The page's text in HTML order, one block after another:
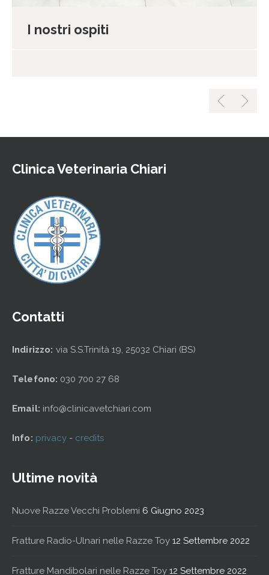
I nostri ospiti
Clinica Veterinaria Chiari
Contatti
Indirizzo: via S.S.Trinità 19, 25032 Chiari (BS)
Telefono: 030 700 27 68
Email: info@clinicavetchiari.com
Info: privacy - credits
Ultime novità
Nuove Razze Vecchi Problemi 6 Giugno 2023
Fratture Radio-Ulnari nelle Razze Toy 12 Settembre 2022
Fratture Mandibolari nelle Razze Toy 12 Settembre 2022